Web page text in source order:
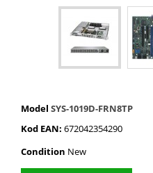
Model SYS-1019D-FRN8TP
Kod EAN: 672042354290
Condition New